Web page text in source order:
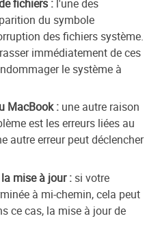
fichiers : l'une des
du symbole
des fichiers système.
immédiatement de ces
le système à
MacBook : une autre raison
est les erreurs liées au
autre erreur peut déclencher
mise à jour : si votre
à mi-chemin, cela peut
ce cas, la mise à jour de